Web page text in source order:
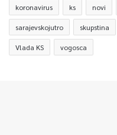
koronavirus ks novi
sarajevskojutro skupstina
Vlada KS vogosca